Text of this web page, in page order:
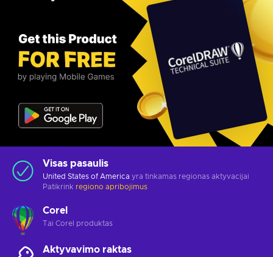
Visas pasaulis
United States of America yra tinkamas regionas aktyvacijai
Patikrink regiono apribojimus
Corel
Tai Corel produktas
Aktyvavimo raktas